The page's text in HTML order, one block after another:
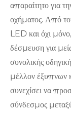
απαραίτητο για
οχήματος. Από
LED και όχι
δέσμευση για
συνολικής
μέλλον έξυπνων
συνεχίσει να
σύνδεσμος